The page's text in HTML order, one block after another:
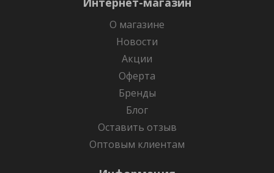
О магазине
Новости
Акции
Оферта
Бренды
Блог
Оставить отзыв
Оптовым клиентам